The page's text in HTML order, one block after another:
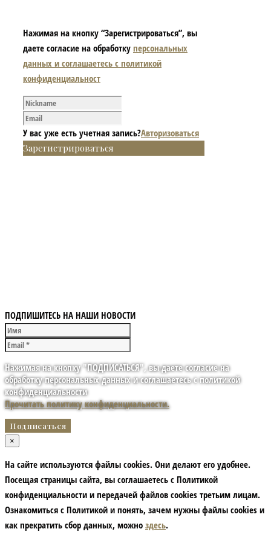
Нажимая на кнопку “Зарегистрироваться”, вы
даете согласие на обработку персональных
данных и соглашаетесь с политикой
конфиденциальност
У вас уже есть учетная запись?Авторизоваться
Зарегистрироваться
ПОДПИШИТЕСЬ НА НАШИ НОВОСТИ
Нажимая на кнопку "ПОДПИСАТЬСЯ", вы даете согласие на
обработку персональных данных и соглашаетесь с политикой
конфиденциальности
Прочитать политику конфиденциальности.
×
На сайте используются файлы cookies. Они делают его удобнее.
Посещая страницы сайта, вы соглашаетесь с Политикой
конфиденциальности и передачей файлов cookies третьим лицам.
Ознакомиться с Политикой и понять, зачем нужны файлы сookies и
как прекратить сбор данных, можно здесь.